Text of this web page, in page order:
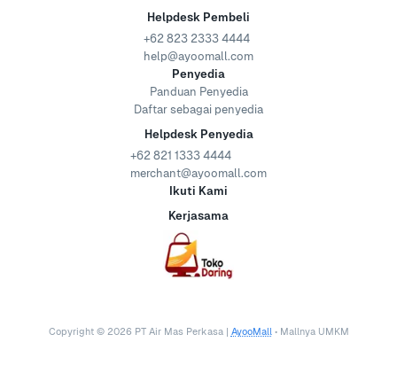
Helpdesk Pembeli
+62 823 2333 4444
help@ayoomall.com
Penyedia
Panduan Penyedia
Daftar sebagai penyedia
Helpdesk Penyedia
+62 821 1333 4444
merchant@ayoomall.com
Ikuti Kami
Kerjasama
Copyright © 2026 PT Air Mas Perkasa | AyooMall • Mallnya UMKM